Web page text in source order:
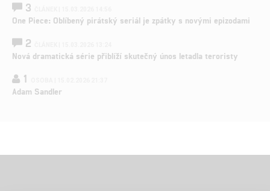
3
One Piece: Oblíbený pirátský seriál je zpátky s novými epizodami
2
Nová dramatická série přiblíží skutečný únos letadla teroristy
1
Adam Sandler